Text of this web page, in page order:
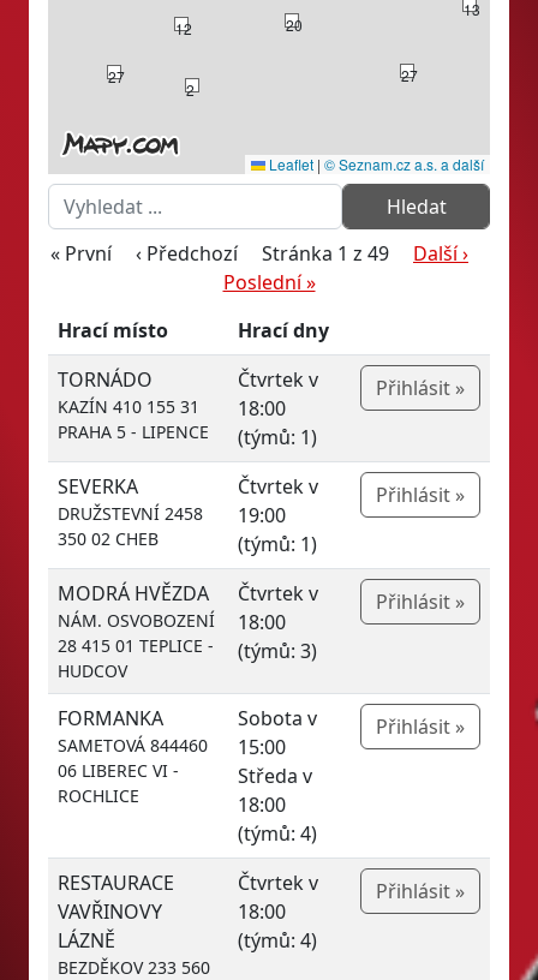
2
27
13
20
12
27
Leaflet | © Seznam.cz a.s. a další
« První ‹ Předchozí Stránka 1 z 49
Další ›
Poslední »
Hrací místo
Hrací dny
TORNÁDO
KAZÍN 410 155 31
PRAHA 5 - LIPENCE
Čtvrtek v
18:00
(týmů: 1)
Přihlásit »
SEVERKA
DRUŽSTEVNÍ 2458
350 02 CHEB
Čtvrtek v
19:00
(týmů: 1)
Přihlásit »
MODRÁ HVĚZDA
NÁM. OSVOBOZENÍ
28 415 01 TEPLICE -
HUDCOV
Čtvrtek v
18:00
(týmů: 3)
Přihlásit »
FORMANKA
SAMETOVÁ 844460
06 LIBEREC VI -
ROCHLICE
Sobota v
15:00
Středa v
18:00
(týmů: 4)
Přihlásit »
RESTAURACE
VAVŘINOVY
LÁZNĚ
BEZDĚKOV 233 560
Čtvrtek v
18:00
(týmů: 4)
Přihlásit »